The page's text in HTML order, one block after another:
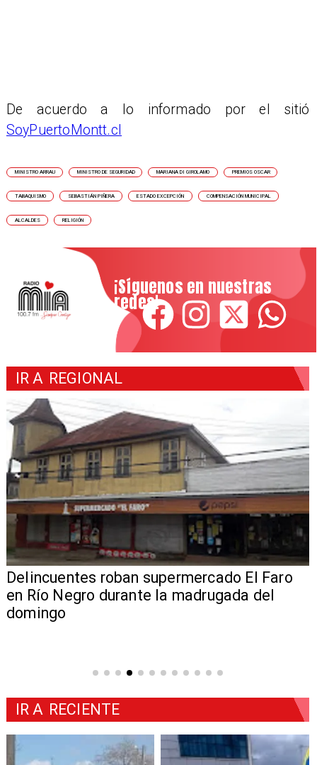
De acuerdo a lo informado por el sitió
SoyPuertoMontt.cl
MINISTRO ARRAU MINISTRO DE SEGURIDAD MARIANA DI GIROLAMO PREMIOS OSCAR
TABAQUISMO SEBASTIÁN PIÑERA ESTADO EXCEPCIÓN COMPENSACIÓN MUNICIPAL
ALCALDES RELIGIÓN
¡Síguenos en nuestras
redes!
IR A REGIONAL
Delincuentes roban supermercado El Faro
en Río Negro durante la madrugada del
domingo
IR A RECIENTE